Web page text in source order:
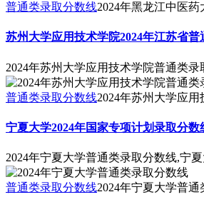
普通类录取分数线2024年黑龙江中医
苏州大学应用技术学院2024年江苏省
2024年苏州大学应用技术学院普通类
普通类录取分数线2024年苏州大学应
宁夏大学2024年国家专项计划录取分数
2024年宁夏大学普通类录取分数线,宁
普通类录取分数线2024年宁夏大学普